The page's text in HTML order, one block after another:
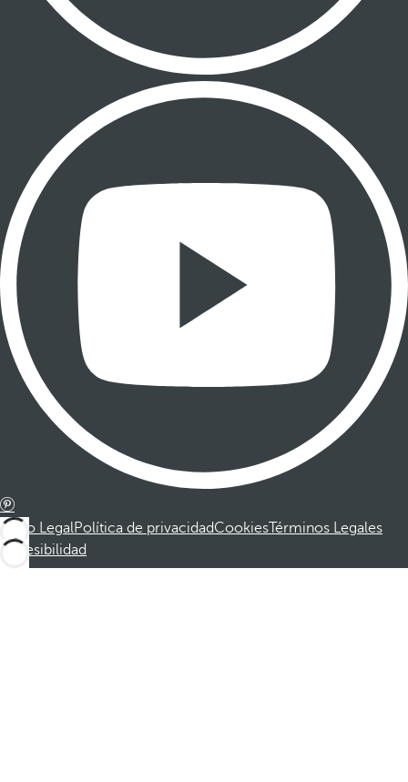
Aviso LegalPolítica de privacidadCookiesTérminos Legales
Accesibilidad